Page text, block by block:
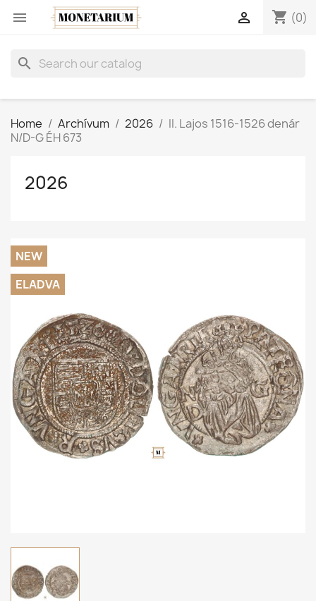
 shopping_cart (0)

search
Home Archívum 2026
II. Lajos 1516-1526 denár
N/D-G ÉH 673
2026
NEW
ELADVA